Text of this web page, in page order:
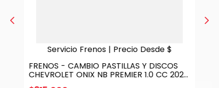
Servicio Frenos | Precio Desde $
FRENOS - CAMBIO PASTILLAS Y DISCOS
CHEVROLET ONIX NB PREMIER 1.0 CC 2020
| DELANTEROS - PAST. MATSUMOTO -